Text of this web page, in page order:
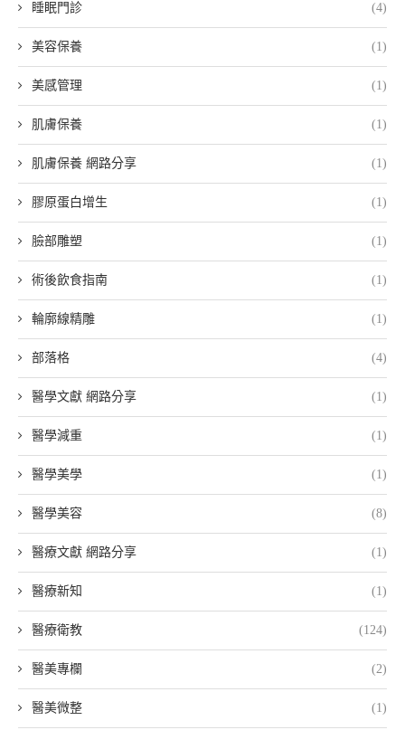
睡眠門診 (4)
美容保養 (1)
美感管理 (1)
肌膚保養 (1)
肌膚保養 網路分享 (1)
膠原蛋白增生 (1)
臉部雕塑 (1)
術後飲食指南 (1)
輪廓線精雕 (1)
部落格 (4)
醫學文獻 網路分享 (1)
醫學減重 (1)
醫學美學 (1)
醫學美容 (8)
醫療文獻 網路分享 (1)
醫療新知 (1)
醫療衛教 (124)
醫美專欄 (2)
醫美微整 (1)